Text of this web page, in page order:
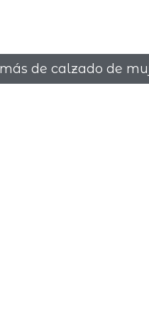
de calzado de